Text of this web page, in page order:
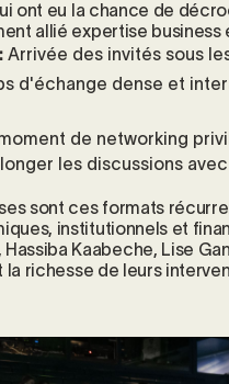
ont eu la chance de
allié expertise business
Arrivée des invités sous
d'échange dense et
de networking
les discussions
sont ces formats
institutionnels et
Kaabeche, Lise
la richesse de leurs